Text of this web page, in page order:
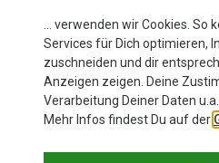
… verwenden wir Cookies. So
Services für Dich optimieren,
zuschneiden und dir
Anzeigen zeigen. Deine
Verarbeitung Deiner Daten
Mehr Infos findest Du auf der